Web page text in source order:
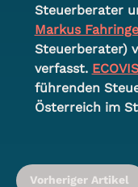
Steuerberater
Markus
Steuerberater)
verfasst.
führenden
Österreich im
Vorheriger Artikel